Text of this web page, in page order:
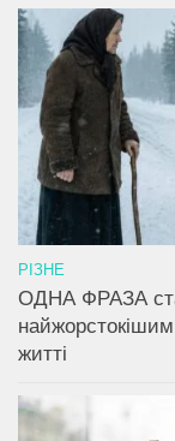
РІЗНЕ
ОДНА ФРАЗА
житті